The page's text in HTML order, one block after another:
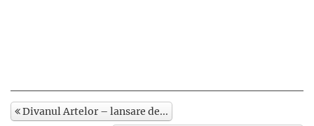
Divanul Artelor – lansare de...